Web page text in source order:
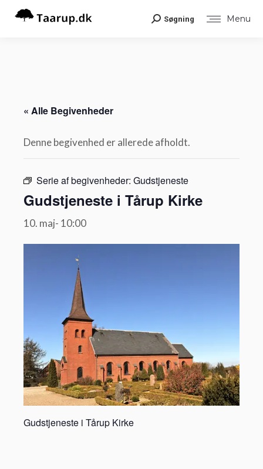
Menu
Search:
Søgning
« Alle Begivenheder
Denne begivenhed er allerede afholdt.
Serie af begivenheder: Gudstjeneste
Gudstjeneste i Tårup Kirke
10. maj- 10:00
Gudstjeneste i Tårup Kirke